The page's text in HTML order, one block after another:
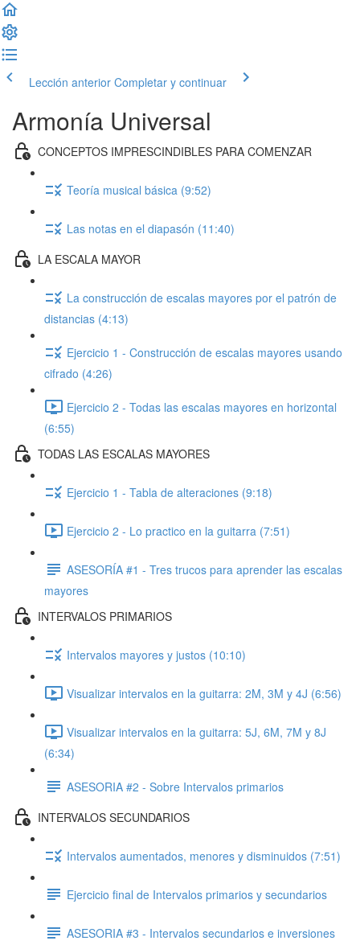
Lección anterior Completar y continuar
Armonía Universal
CONCEPTOS IMPRESCINDIBLES PARA COMENZAR
Teoría musical básica (9:52)
Las notas en el diapasón (11:40)
LA ESCALA MAYOR
La construcción de escalas mayores por el patrón de
distancias (4:13)
Ejercicio 1 - Construcción de escalas mayores usando
cifrado (4:26)
Ejercicio 2 - Todas las escalas mayores en horizontal
(6:55)
TODAS LAS ESCALAS MAYORES
Ejercicio 1 - Tabla de alteraciones (9:18)
Ejercicio 2 - Lo practico en la guitarra (7:51)
ASESORÍA #1 - Tres trucos para aprender las escalas
mayores
INTERVALOS PRIMARIOS
Intervalos mayores y justos (10:10)
Visualizar intervalos en la guitarra: 2M, 3M y 4J (6:56)
Visualizar intervalos en la guitarra: 5J, 6M, 7M y 8J
(6:34)
ASESORIA #2 - Sobre Intervalos primarios
INTERVALOS SECUNDARIOS
Intervalos aumentados, menores y disminuidos (7:51)
Ejercicio final de Intervalos primarios y secundarios
ASESORIA #3 - Intervalos secundarios e inversiones